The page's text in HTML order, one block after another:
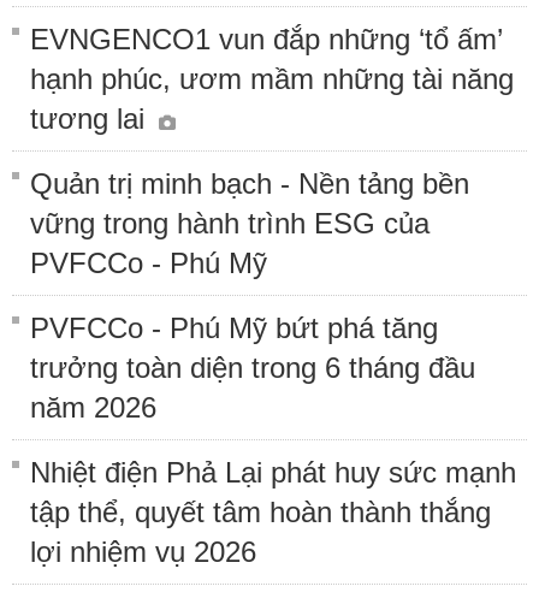
EVNGENCO1 vun đắp những ‘tổ ấm’
hạnh phúc, ươm mầm những tài năng
tương lai
Quản trị minh bạch - Nền tảng bền
vững trong hành trình ESG của
PVFCCo - Phú Mỹ
PVFCCo - Phú Mỹ bứt phá tăng
trưởng toàn diện trong 6 tháng đầu
năm 2026
Nhiệt điện Phả Lại phát huy sức mạnh
tập thể, quyết tâm hoàn thành thắng
lợi nhiệm vụ 2026